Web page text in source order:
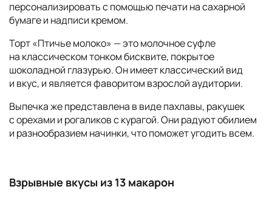
персонализировать с помощью печати на сахарной
бумаге и надписи кремом.
Торт «Птичье молоко» — это молочное суфле
на классическом тонком бисквите, покрытое
шоколадной глазурью. Он имеет классический вид
и вкус, и является фаворитом взрослой аудитории.
Выпечка же представлена в виде пахлавы, ракушек
с орехами и рогаликов с курагой. Они радуют обилием
и разнообразием начинки, что поможет угодить всем.
Взрывные вкусы из 13 макарон